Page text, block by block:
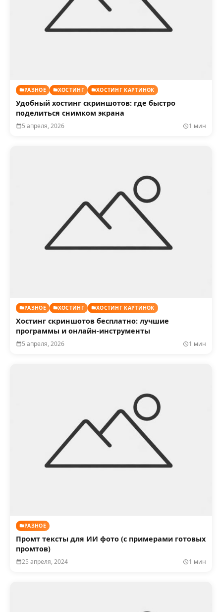
РАЗНОЕ ХОСТИНГ ХОСТИНГ КАРТИНОК
Удобный хостинг скриншотов: где быстро
поделиться снимком экрана
5 апреля, 2026 1 мин
РАЗНОЕ ХОСТИНГ ХОСТИНГ КАРТИНОК
Хостинг скриншотов бесплатно: лучшие
программы и онлайн-инструменты
5 апреля, 2026 1 мин
РАЗНОЕ
Промт тексты для ИИ фото (с примерами готовых
промтов)
25 апреля, 2024 1 мин